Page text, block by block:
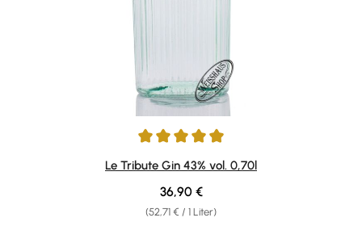
Durchschnittliche Bewertung von 4.91 von 5 Sternen
Le Tribute Gin 43% vol. 0,70l
(52,71 € / 1 Liter)
Regulärer Preis:
36,90 €